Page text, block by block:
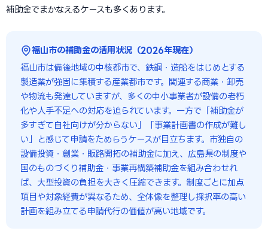
補助金でまかなえるケースも多くあります。
福山市の補助金の活用状況（2026年現在）
福山市は備後地域の中核都市で、鉄鋼・造船をはじめとする
製造業が強固に集積する産業都市です。関連する商業・卸売
や物流も発達していますが、多くの中小事業者が設備の老朽
化や人手不足への対応を迫られています。一方で「補助金が
多すぎて自社向けが分からない」「事業計画書の作成が難し
い」と感じて申請をためらうケースが目立ちます。市独自の
設備投資・創業・販路開拓の補助金に加え、広島県の制度や
国のものづくり補助金・事業再構築補助金を組み合わせれ
ば、大型投資の負担を大きく圧縮できます。制度ごとに加点
項目や対象経費が異なるため、全体像を整理し採択率の高い
計画を組み立てる申請代行の価値が高い地域です。